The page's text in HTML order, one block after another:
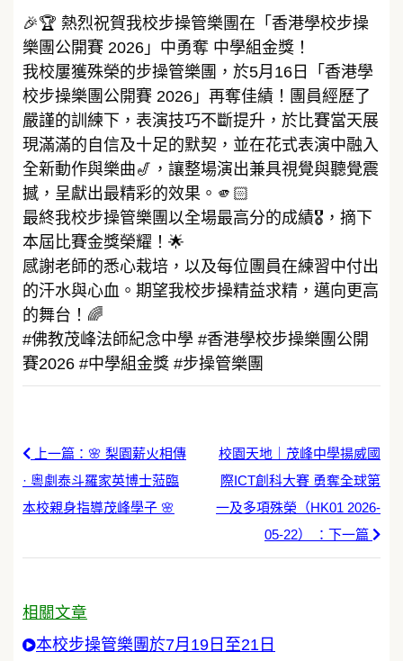
🎉🏆 熱烈祝賀我校步操管樂團在「香港學校步操
樂團公開賽 2026」中勇奪 中學組金獎！
我校屢獲殊榮的步操管樂團，於5月16日「香港學
校步操樂團公開賽 2026」再奪佳績！團員經歷了
嚴謹的訓練下，表演技巧不斷提升，於比賽當天展
現滿滿的自信及十足的默契，並在花式表演中融入
全新動作與樂曲🎷，讓整場演出兼具視覺與聽覺震
撼，呈獻出最精彩的效果。🫵🏻
最終我校步操管樂團以全場最高分的成績🎖️，摘下
本屆比賽金獎榮耀！🌟
感謝老師的悉心栽培，以及每位團員在練習中付出
的汗水與心血。期望我校步操精益求精，邁向更高
的舞台！🌈
#佛教茂峰法師紀念中學 #香港學校步操樂團公開
賽2026 #中學組金獎 #步操管樂團
上一篇：🌸 梨園薪火相傳
· 粵劇泰斗羅家英博士蒞臨
本校親身指導茂峰學子 🌸
校園天地｜茂峰中學揚威國
際ICT創科大賽 勇奪全球第
一及多項殊榮（HK01 2026-
05-22） ：下一篇
相關文章
本校步操管樂團於7月19日至21日